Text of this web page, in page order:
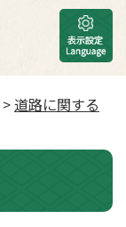
>道路に関する